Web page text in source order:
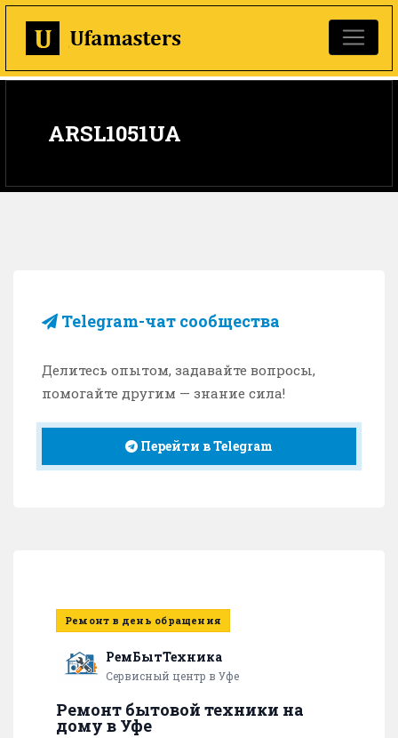
ARSL1051UA
Telegram-чат сообщества
Делитесь опытом, задавайте вопросы,
помогайте другим — знание сила!
Перейти в Telegram
Ремонт в день обращения
РемБытТехника
Сервисный центр в Уфе
Ремонт бытовой техники на
дому в Уфе